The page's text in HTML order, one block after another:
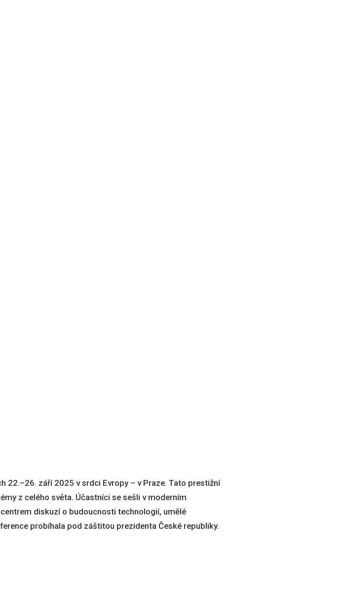
22.–26. září 2025 v srdci Evropy – v Praze. Tato prestižní
z celého světa. Účastníci se sešli v moderním
diskuzí o budoucnosti technologií, umělé
probíhala pod záštitou prezidenta České republiky.